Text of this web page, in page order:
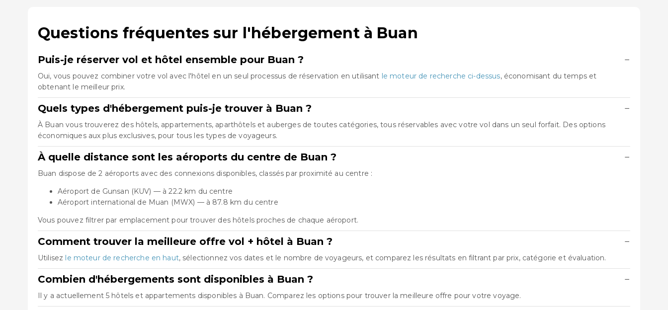
Questions fréquentes sur l'hébergement à Buan
Puis-je réserver vol et hôtel ensemble pour Buan ? −
Oui, vous pouvez combiner votre vol avec l'hôtel en un seul processus de réservation en utilisant le moteur de recherche ci-dessus, économisant du temps et
obtenant le meilleur prix.
Quels types d'hébergement puis-je trouver à Buan ? −
À Buan vous trouverez des hôtels, appartements, aparthôtels et auberges de toutes catégories, tous réservables avec votre vol dans un seul forfait. Des options
économiques aux plus exclusives, pour tous les types de voyageurs.
À quelle distance sont les aéroports du centre de Buan ? −
Buan dispose de 2 aéroports avec des connexions disponibles, classés par proximité au centre :
Aéroport de Gunsan (KUV) — à 22.2 km du centre
Aéroport international de Muan (MWX) — à 87.8 km du centre
Vous pouvez filtrer par emplacement pour trouver des hôtels proches de chaque aéroport.
Comment trouver la meilleure offre vol + hôtel à Buan ? −
Utilisez le moteur de recherche en haut, sélectionnez vos dates et le nombre de voyageurs, et comparez les résultats en filtrant par prix, catégorie et évaluation.
Combien d'hébergements sont disponibles à Buan ? −
Il y a actuellement 5 hôtels et appartements disponibles à Buan. Comparez les options pour trouver la meilleure offre pour votre voyage.